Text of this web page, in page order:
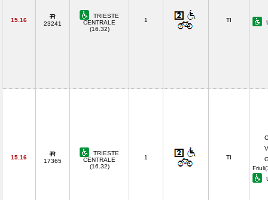
15.16
23241
TRIESTE
CENTRALE
(16.32)
1 TI
15.16
17365
TRIESTE
CENTRALE
(16.32)
1 TI